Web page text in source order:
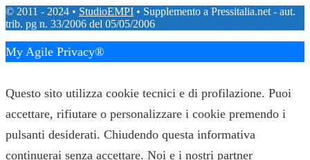
© 2011 - 2024 • StudioEMPI • Supplemento a Pressitalia.net - aut.
trib. pg n. 33/2006 del 05/05/2006
My Agile Privacy®
Questo sito utilizza cookie tecnici e di profilazione. Puoi
accettare, rifiutare o personalizzare i cookie premendo i
pulsanti desiderati. Chiudendo questa informativa
continuerai senza accettare. Noi e i nostri partner